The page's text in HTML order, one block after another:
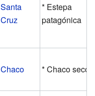
Santa
Cruz
* Estepa
patagónica
Chaco * Chaco seco